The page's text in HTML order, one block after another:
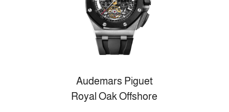
Audemars Piguet
Royal Oak Offshore